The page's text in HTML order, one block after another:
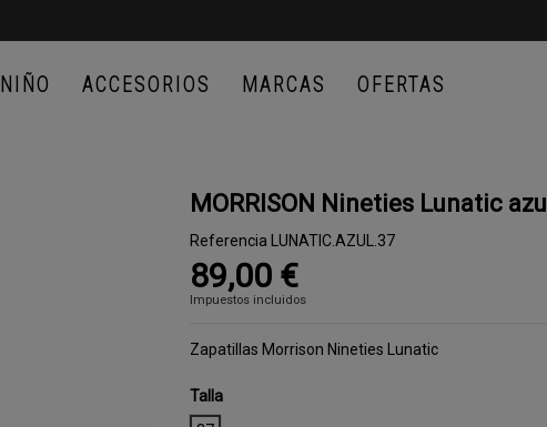
NIÑO ACCESORIOS MARCAS OFERTAS
MORRISON Nineties Lunatic azul
Referencia LUNATIC.AZUL.37
89,00 €
Impuestos incluidos
Zapatillas Morrison Nineties Lunatic
Talla